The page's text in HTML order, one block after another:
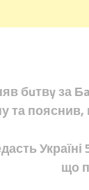
бuтвy за
та
що